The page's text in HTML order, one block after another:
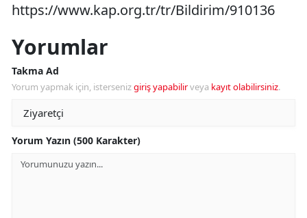
https://www.kap.org.tr/tr/Bildirim/910136
Yorumlar
Takma Ad
Yorum yapmak için, istersenizgiriş yapabilirveya kayıt olabilirsiniz.
Yorum Yazın (500 Karakter)